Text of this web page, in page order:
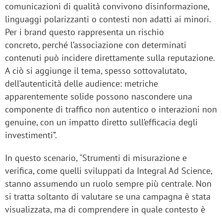
comunicazioni di qualità convivono disinformazione,
linguaggi polarizzanti o contesti non adatti ai minori.
Per i brand questo rappresenta un rischio
concreto, perché l’associazione con determinati
contenuti può incidere direttamente sulla reputazione.
A ciò si aggiunge il tema, spesso sottovalutato,
dell’autenticità delle audience: metriche
apparentemente solide possono nascondere una
componente di traffico non autentico o interazioni non
genuine, con un impatto diretto sull’efficacia degli
investimenti”.
In questo scenario, "Strumenti di misurazione e
verifica, come quelli sviluppati da Integral Ad Science,
stanno assumendo un ruolo sempre più centrale. Non
si tratta soltanto di valutare se una campagna è stata
visualizzata, ma di comprendere in quale contesto è